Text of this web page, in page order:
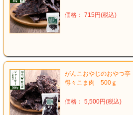
価格： 715円(税込)
がんこおやじのおやつ
得々こま肉 500ｇ
価格： 5,500円(税込)